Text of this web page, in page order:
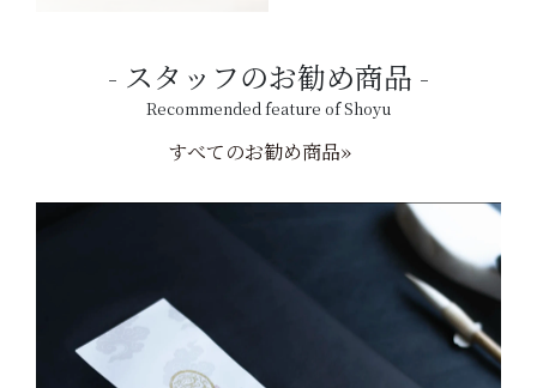
スタッフのお勧め商品
Recommended feature of Shoyu
すべてのお勧め商品»